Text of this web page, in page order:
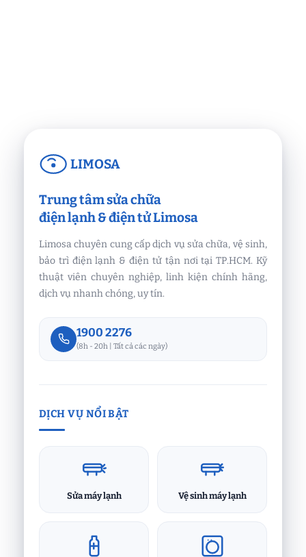
LIMOSA
Trung tâm sửa chữa
điện lạnh & điện tử Limosa
Limosa chuyên cung cấp dịch vụ sửa chữa, vệ sinh,
bảo trì điện lạnh & điện tử tận nơi tại TP.HCM. Kỹ
thuật viên chuyên nghiệp, linh kiện chính hãng,
dịch vụ nhanh chóng, uy tín.
1900 2276
(8h - 20h | Tất cả các ngày)
DỊCH VỤ NỔI BẬT
Sửa máy lạnh Vệ sinh máy lạnh